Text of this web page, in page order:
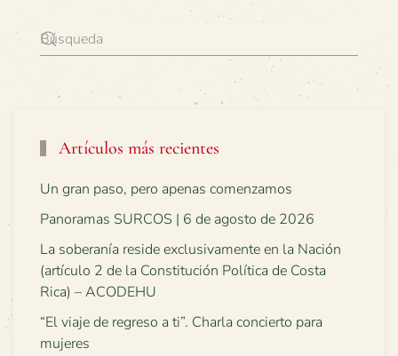
Artículos más recientes
Un gran paso, pero apenas comenzamos
Panoramas SURCOS | 6 de agosto de 2026
La soberanía reside exclusivamente en la Nación
(artículo 2 de la Constitución Política de Costa
Rica) – ACODEHU
“El viaje de regreso a ti”. Charla concierto para
mujeres